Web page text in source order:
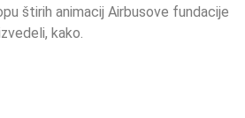
štirih animacij Airbusove fundacije
kako.